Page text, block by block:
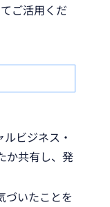
ご活用くだ
ビジネス・
か共有し、発
づいたことを